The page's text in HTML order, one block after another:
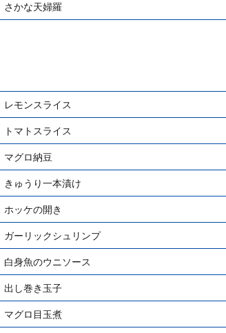
さかな天婦羅
レモンスライス
トマトスライス
マグロ納豆
きゅうり一本漬け
ホッケの開き
ガーリックシュリンプ
白身魚のウニソース
出し巻き玉子
マグロ目玉煮